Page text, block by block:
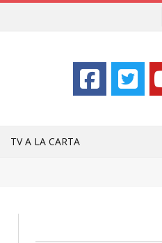
TV A LA CARTA